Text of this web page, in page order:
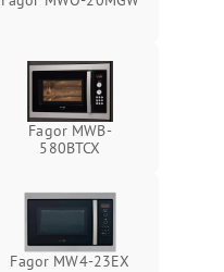
Fagor MWB-
580BTCX
Fagor MW4-23EX